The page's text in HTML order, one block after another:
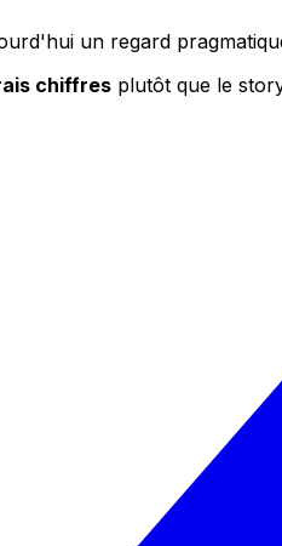
un regard
chiffres plutôt que le